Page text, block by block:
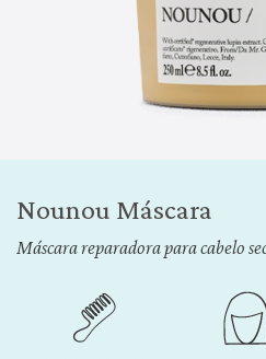
início
Nounou Máscara
Máscara reparadora para cabelo